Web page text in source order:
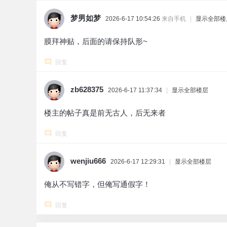
梦男如梦 2026-6-17 10:54:26 来自手机 显示全部
膜拜神贴，后面的请保持队形~
回复
zb628375 2026-6-17 11:37:34 显示全部楼层
楼主的帖子真是前无古人，后无来者
回复
wenjiu666 2026-6-17 12:29:31 显示全部楼层
俺从不写错字，但俺写通假字！
回复